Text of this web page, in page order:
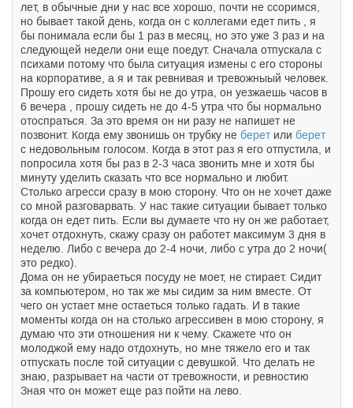
лет, в обычные дни у нас все хорошо, почти не ссоримся,
но бывает такой день, когда он с коллегами едет пить , я
бы понимала если бы 1 раз в месяц, но это уже 3 раз и на
следующей недели они еще поедут. Сначала отпускала с
психами потому что была ситуация измены с его стороны
на корпоративе, а я и так ревнивая и тревожныый человек.
Прошу его сидеть хотя бы не до утра, он уезжаешь часов в
6 вечера , прошу сидеть не до 4-5 утра что бы нормально
отоспраться. За это время он ни разу не напишет не
позвонит. Когда ему звонишь он трубку не беретили берет
с недовольным голосом. Когда в этот раз я его отпустила, и
попросила хотя бы раз в 2-3 часа звонить мне и хотя бы
минуту уделить сказать что все нормально и любит.
Столько агресси сразу в мою сторону. Что он не хочет даже
со мной разговарвать. У нас такие ситуации бывает только
когда он едет пить. Если вы думаете что ну он же работает,
хочет отдохнуть, скажу сразу он работет максимум 3 дня в
неделю. Либо с вечера до 2-4 ночи, либо с утра до 2 ночи(
это редко).
Дома он не убираеться посуду не моет, не стирает. Сидит
за компьютером, но так же мы сидим за ним вместе. От
чего он устает мне остаеться только гадать. И в такие
моменты когда он на столько агрессивен в мою сторону, я
думаю что эти отношения ни к чему. Скажете что он
молоджой ему надо отдохнуть, но мне тяжело его и так
отпускать после той ситуации с девушкой. Что делать не
знаю, разрывает на части от тревожности, и ревностию
Зная что он может еще раз пойти на лево.